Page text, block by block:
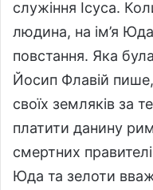
служіння Ісуса.
людина, на ім’я Юда
повстання. Яка
Йосип Флавій
своїх земляків за
платити данину
смертних
Юда та зелоти